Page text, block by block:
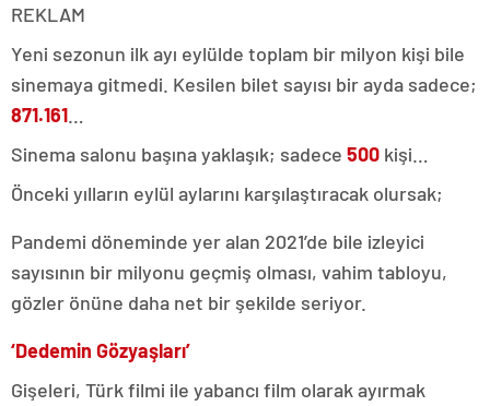
REKLAM
Yeni sezonun ilk ayı eylülde toplam bir milyon kişi bile
sinemaya gitmedi. Kesilen bilet sayısı bir ayda sadece;
871.161
Sinema salonu başına yaklaşık; sadece 500 kişi…
Önceki yılların eylül aylarını karşılaştıracak olursak;
Pandemi döneminde yer alan 2021’de bile izleyici
sayısının bir milyonu geçmiş olması, vahim tabloyu,
gözler önüne daha net bir şekilde seriyor.
‘Dedemin Gözyaşları’
Gişeleri, Türk filmi ile yabancı film olarak ayırmak